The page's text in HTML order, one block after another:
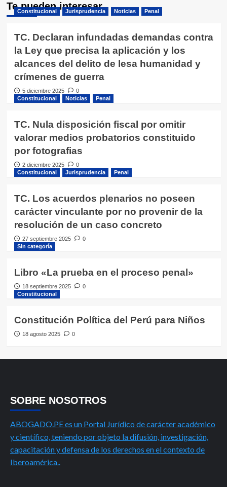
Te pueden interesar
Constitucional Jurisprudencia Noticias Penal
TC. Declaran infundadas demandas contra
la Ley que precisa la aplicación y los
alcances del delito de lesa humanidad y
crímenes de guerra
5 diciembre 2025
0
Constitucional
Noticias Penal
TC. Nula disposición fiscal por omitir
valorar medios probatorios constituido
por fotografias
2 diciembre 2025
0
Constitucional
Jurisprudencia Penal
TC. Los acuerdos plenarios no poseen
carácter vinculante por no provenir de la
resolución de un caso concreto
27 septiembre 2025
0
Sin categoría
Libro «La prueba en el proceso penal»
18 septiembre 2025
0
Constitucional
Constitución Política del Perú para Niños
18 agosto 2025 0
SOBRE NOSOTROS
ABOGADO.PE es un Portal Jurídico de carácter académico
y científico, teniendo por objeto la difusión, investigación,
capacitación y defensa de los derechos en el contexto de
Iberoamérica..